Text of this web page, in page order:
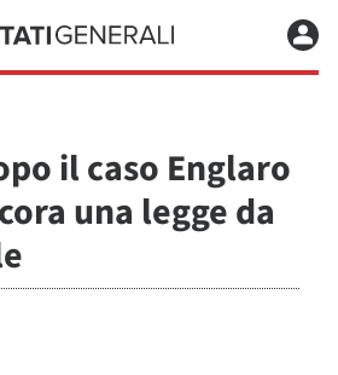
il caso Englaro
una legge da